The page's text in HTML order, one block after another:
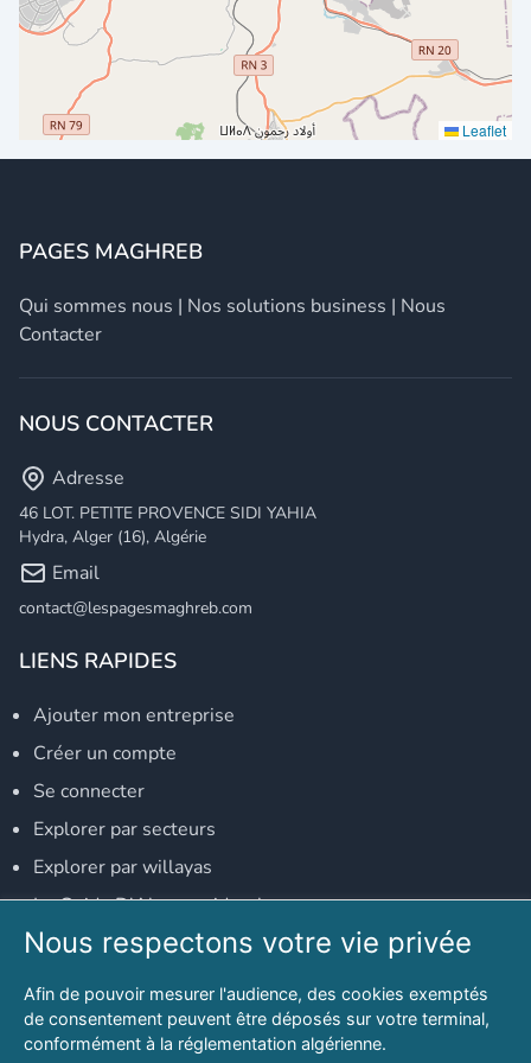
Leaflet
PAGES MAGHREB
Qui sommes nous | Nos solutions business | Nous
Contacter
NOUS CONTACTER
Adresse
46 LOT. PETITE PROVENCE SIDI YAHIA
Hydra, Alger (16), Algérie
Email
contact@lespagesmaghreb.com
LIENS RAPIDES
Ajouter mon entreprise
Créer un compte
Se connecter
Explorer par secteurs
Explorer par willayas
Le Guide D'Alger, guide-alger.com
NOS RÉSEAUX SOCIAUX
Notre page Facebook
Notre page LinkedIn
Nous respectons votre vie privée
Afin de pouvoir mesurer l'audience, des cookies exemptés
de consentement peuvent être déposés sur votre terminal,
conformément à la réglementation algérienne.